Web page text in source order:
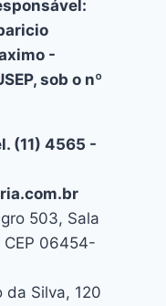
-
sob o nº
(11) 4565 -
503, Sala
CEP 06454-
da Silva, 120